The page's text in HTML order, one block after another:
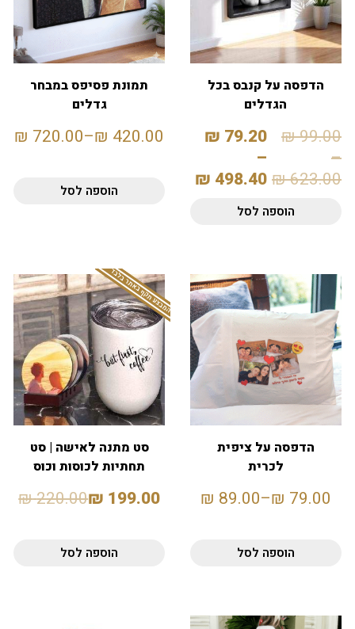
הדפסה על קנבס בכל
הגדלים
99.00
₪
–
623.00
₪
79.20
₪
–
498.40
₪
הוספה לסל
תמונת פסיפס במבחר
גדלים
420.00
₪
–
720.00
₪
הוספה לסל
הדפסה על ציפית
לכרית
79.00
₪
–
89.00
₪
הוספה לסל
המבצע תקף באתר בלבד
סט מתנה לאישה | סט
תחתיות לכוסות וכוס
199.00
₪
220.00
₪
הוספה לסל